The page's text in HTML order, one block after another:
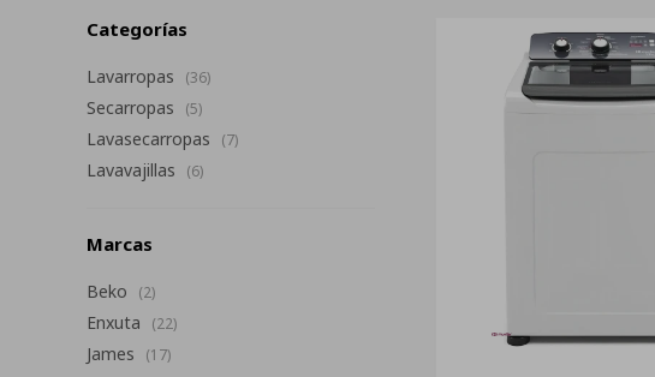
Categorías
Lavarropas (36)
Secarropas (5)
Lavasecarropas (7)
Lavavajillas (6)
Marcas
Beko (2)
Enxuta (22)
James (17)